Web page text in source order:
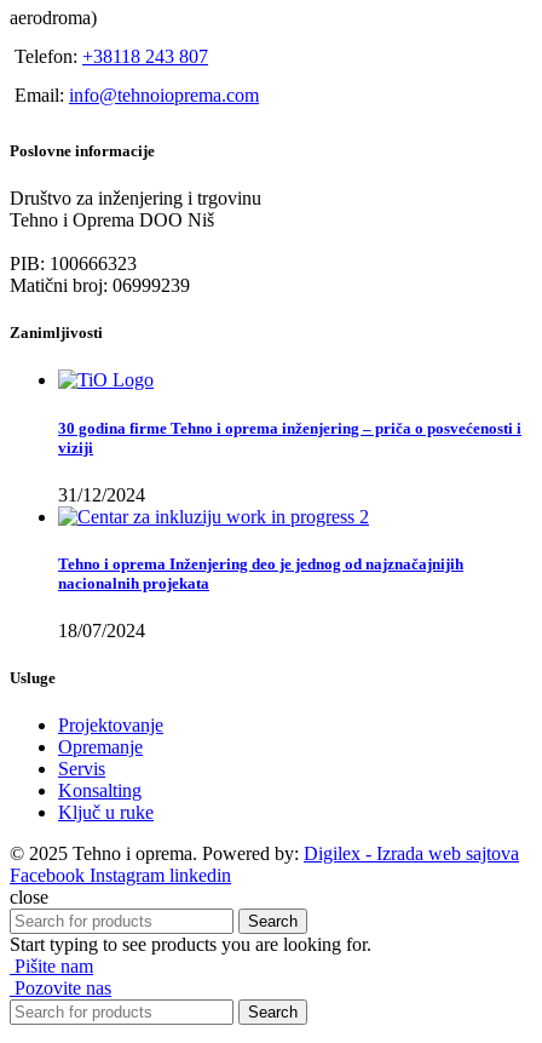
aerodroma)
Telefon: +38118 243 807
Email: info@tehnoioprema.com
Poslovne informacije
Društvo za inženjering i trgovinu
Tehno i Oprema DOO Niš
PIB: 100666323
Matični broj: 06999239
Zanimljivosti
30 godina firme Tehno i oprema inženjering – priča o posvećenosti i
viziji
31/12/2024
Tehno i oprema Inženjering deo je jednog od najznačajnijih
nacionalnih projekata
18/07/2024
Usluge
Projektovanje
Opremanje
Servis
Konsalting
Ključ u ruke
© 2025 Tehno i oprema. Powered by: Digilex - Izrada web sajtova
Facebook Instagram linkedin
close
Search
Start typing to see products you are looking for.
Pišite nam
Pozovite nas
Search